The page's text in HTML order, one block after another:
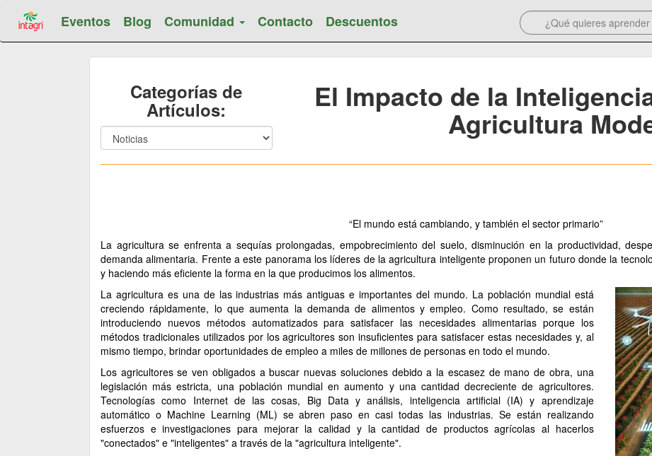
Eventos Blog Comunidad Contacto Descuentos
Categorías de
Artículos: El Impacto de la
Agricultura
“El mundo está cambiando, y también el sector primario”
La agricultura se enfrenta a sequías prolongadas, empobrecimiento del suelo, disminución en la productividad,
demanda alimentaria. Frente a este panorama los líderes de la agricultura inteligente proponen un futuro donde la
y haciendo más eficiente la forma en la que producimos los alimentos.
La agricultura es una de las industrias más antiguas e importantes del mundo. La población mundial está
creciendo rápidamente, lo que aumenta la demanda de alimentos y empleo. Como resultado, se están
introduciendo nuevos métodos automatizados para satisfacer las necesidades alimentarias porque los
métodos tradicionales utilizados por los agricultores son insuficientes para satisfacer estas necesidades y, al
mismo tiempo, brindar oportunidades de empleo a miles de millones de personas en todo el mundo.
Los agricultores se ven obligados a buscar nuevas soluciones debido a la escasez de mano de obra, una
legislación más estricta, una población mundial en aumento y una cantidad decreciente de agricultores.
Tecnologías como Internet de las cosas, Big Data y análisis, inteligencia artificial (IA) y aprendizaje
automático o Machine Learning (ML) se abren paso en casi todas las industrias. Se están realizando
esfuerzos e investigaciones para mejorar la calidad y la cantidad de productos agrícolas al hacerlos
"conectados" e "inteligentes" a través de la "agricultura inteligente".